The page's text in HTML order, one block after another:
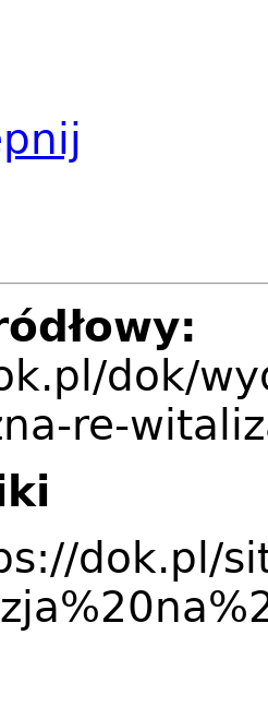
dok/
re-
dok.pl/